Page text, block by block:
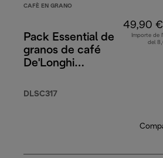
CAFÈ EN GRANO
Pack Essential de
granos de café
De'Longhi
dos vasos
DLSC317
49,90 €
Importe de
del